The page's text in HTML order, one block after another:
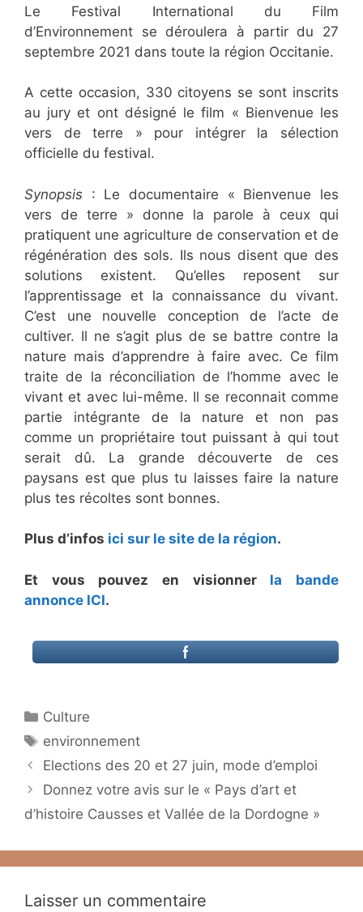
Le Festival International du Film
d’Environnement se déroulera à partir du 27
septembre 2021 dans toute la région Occitanie.
A cette occasion, 330 citoyens se sont inscrits
au jury et ont désigné le film « Bienvenue les
vers de terre » pour intégrer la sélection
officielle du festival.
Synopsis : Le documentaire « Bienvenue les
vers de terre » donne la parole à ceux qui
pratiquent une agriculture de conservation et de
régénération des sols. Ils nous disent que des
solutions existent. Qu’elles reposent sur
l’apprentissage et la connaissance du vivant.
C’est une nouvelle conception de l’acte de
cultiver. Il ne s’agit plus de se battre contre la
nature mais d’apprendre à faire avec. Ce film
traite de la réconciliation de l’homme avec le
vivant et avec lui-même. Il se reconnait comme
partie intégrante de la nature et non pas
comme un propriétaire tout puissant à qui tout
serait dû. La grande découverte de ces
paysans est que plus tu laisses faire la nature
plus tes récoltes sont bonnes.
Plus d’infos ici sur le site de la région.
Et vous pouvez en visionner la bande
annonce ICI.
Catégories
Culture
Étiquettes
environnement
Elections des 20 et 27 juin, mode d’emploi
Donnez votre avis sur le « Pays d’art et
d’histoire Causses et Vallée de la Dordogne »
Laisser un commentaire